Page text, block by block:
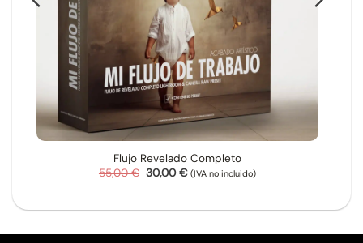
Flujo Revelado Completo
55,00€ El
precio
55,00 €.
30,00€El
precio
30,00 €.
(IVA no incluido)